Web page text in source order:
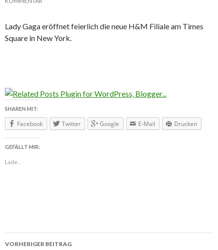
Lady Gaga eröffnet feierlich die neue H&M Filiale am Times
Square in New York.
SHAREN MIT:
Facebook Twitter Google E-Mail Drucken
GEFÄLLT MIR:
Lade...
VORHERIGER BEITRAG